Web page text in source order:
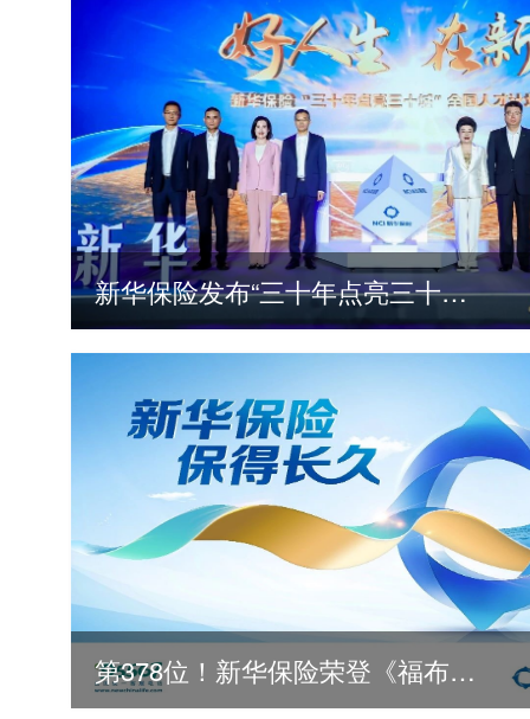
新华保险发布“三十年点亮三十城”全国人才计划
第378位！新华保险荣登《福布斯》全球500强